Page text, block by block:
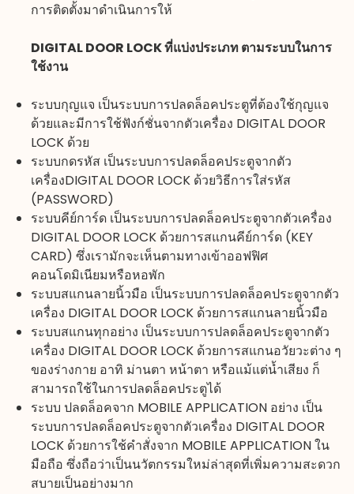
การติดตั้งมาดำเนินการให้
DIGITAL DOOR LOCK ที่แบ่งประเภท ตามระบบในการ
ใช้งาน
ระบบกุญแจ เป็นระบบการปลดล็อคประตูที่ต้องใช้กุญแจ
ด้วยและมีการใช้ฟังก์ชั่นจากตัวเครื่อง DIGITAL DOOR
LOCK ด้วย
ระบบกดรหัส เป็นระบบการปลดล็อคประตูจากตัว
เครื่องDIGITAL DOOR LOCK ด้วยวิธีการใส่รหัส
(PASSWORD)
ระบบคีย์การ์ด เป็นระบบการปลดล็อคประตูจากตัวเครื่อง
DIGITAL DOOR LOCK ด้วยการสแกนคีย์การ์ด (KEY
CARD) ซึ่งเรามักจะเห็นตามทางเข้าออฟฟิศ
คอนโดมิเนียมหรือหอพัก
ระบบสแกนลายนิ้วมือ เป็นระบบการปลดล็อคประตูจากตัว
เครื่อง DIGITAL DOOR LOCK ด้วยการสแกนลายนิ้วมือ
ระบบสแกนทุกอย่าง เป็นระบบการปลดล็อคประตูจากตัว
เครื่อง DIGITAL DOOR LOCK ด้วยการสแกนอวัยวะต่าง ๆ
ของร่างกาย อาทิ ม่านตา หน้าตา หรือแม้แต่น้ำเสียง ก็
สามารถใช้ในการปลดล็อคประตูได้
ระบบ ปลดล็อคจาก MOBILE APPLICATION อย่าง เป็น
ระบบการปลดล็อคประตูจากตัวเครื่อง DIGITAL DOOR
LOCK ด้วยการใช้คำสั่งจาก MOBILE APPLICATION ใน
มือถือ ซึ่งถือว่าเป็นนวัตกรรมใหม่ล่าสุดที่เพิ่มความสะดวก
สบายเป็นอย่างมาก